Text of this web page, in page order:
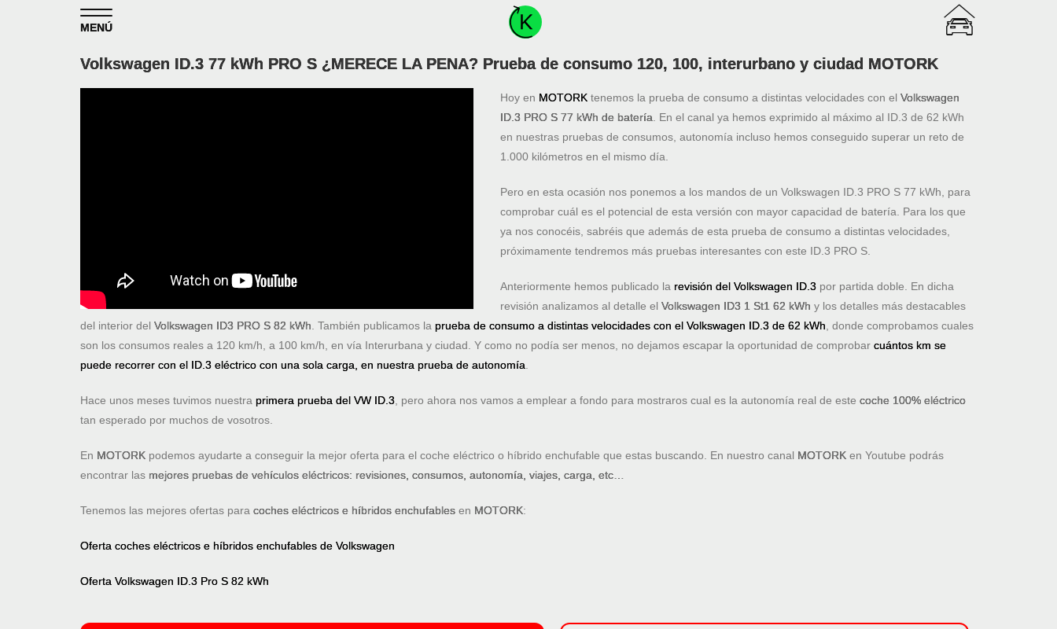
MENÚ
Volkswagen ID.3 77 kWh PRO S ¿MERECE LA PENA? Prueba de consumo 120, 100, interurbano y ciudad MOTORK
Hoy en MOTORK tenemos la prueba de consumo a distintas velocidades con elVolkswagen
ID.3 PRO S 77 kWh de batería. En el canal ya hemos exprimido al máximo al ID.3 de 62 kWh
en nuestras pruebas de consumos, autonomía incluso hemos conseguido superar un reto de
1.000 kilómetros en el mismo día.
Pero en esta ocasión nos ponemos a los mandos de un Volkswagen ID.3 PRO S 77 kWh, para
comprobar cuál es el potencial de esta versión con mayor capacidad de batería. Para los que
ya nos conocéis, sabréis que además de esta prueba de consumo a distintas velocidades,
próximamente tendremos más pruebas interesantes con este ID.3 PRO S.
Anteriormente hemos publicado larevisión del Volkswagen ID.3 por partida doble. En dicha
revisión analizamos al detalle elVolkswagen ID3 1 St1 62 kWh y los detalles más destacables
del interior del Volkswagen ID3 PRO S 82 kWh. También publicamos la prueba de consumo a distintas velocidades con el Volkswagen ID.3 de 62 kWh, donde comprobamos cuales
son los consumos reales a 120 km/h, a 100 km/h, en vía Interurbana y ciudad. Y como no podía ser menos, no dejamos escapar la oportunidad de comprobar cuántos km se
puede recorrer con el ID.3 eléctrico con una sola carga, en nuestra prueba de autonomía.
Hace unos meses tuvimos nuestra primera prueba del VW ID.3, pero ahora nos vamos a emplear a fondo para mostraros cual es la autonomía real de este coche 100% eléctrico
tan esperado por muchos de vosotros.
En MOTORK podemos ayudarte a conseguir la mejor oferta para el coche eléctrico o híbrido enchufable que estas buscando. En nuestro canal MOTORK en Youtube podrás
encontrar las mejores pruebas de vehículos eléctricos: revisiones, consumos, autonomía, viajes, carga, etc…
Tenemos las mejores ofertas para coches eléctricos e híbridos enchufables en MOTORK:
Oferta coches eléctricos e híbridos enchufables de Volkswagen
Oferta Volkswagen ID.3 Pro S 82 kWh